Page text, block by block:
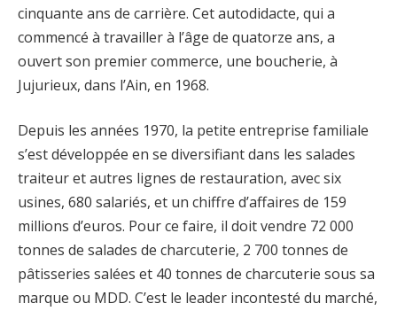
cinquante ans de carrière. Cet autodidacte, qui a
commencé à travailler à l’âge de quatorze ans, a
ouvert son premier commerce, une boucherie, à
Jujurieux, dans l’Ain, en 1968.
Depuis les années 1970, la petite entreprise familiale
s’est développée en se diversifiant dans les salades
traiteur et autres lignes de restauration, avec six
usines, 680 salariés, et un chiffre d’affaires de 159
millions d’euros. Pour ce faire, il doit vendre 72 000
tonnes de salades de charcuterie, 2 700 tonnes de
pâtisseries salées et 40 tonnes de charcuterie sous sa
marque ou MDD. C’est le leader incontesté du marché,